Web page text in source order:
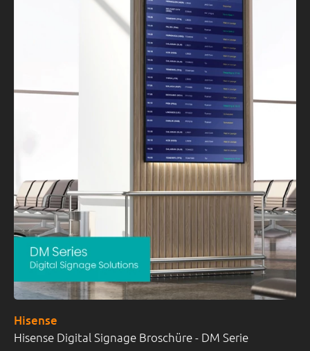
Hisense Digital Signage Broschüre - DM Serie
Hisense